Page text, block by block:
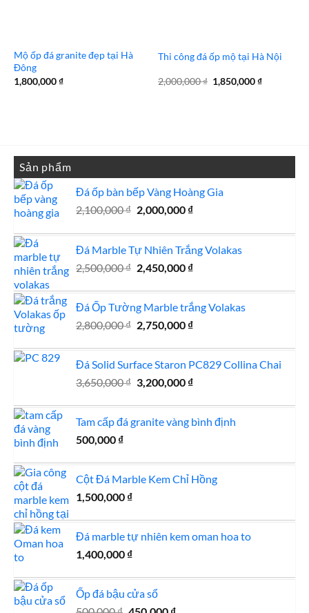
Mộ ốp đá granite đẹp tại Hà
Đông
1,800,000₫
Thi công đá ốp mộ tại Hà Nội
2,000,000₫ Giá
gốc
1,850,000₫Giá
Sản phẩm
Đá ốp bàn bếp Vàng Hoàng Gia
2,100,000₫ Giá
là:
2,100,000 ₫.
2,000,000 ₫Giá
tại
là:
2,000,000 ₫.
Đá Marble Tự Nhiên Trắng Volakas
2,500,000₫ Giá
là:
2,500,000 ₫.
2,450,000 ₫Giá
tại
là:
2,450,000 ₫.
Đá Ốp Tường Marble trắng Volakas
2,800,000₫ Giá
là:
2,800,000 ₫.
2,750,000 ₫Giá
tại
là:
2,750,000 ₫.
Đá Solid Surface Staron PC829 Collina Chai
3,650,000₫ Giá
là:
3,650,000 ₫.
3,200,000 ₫Giá
tại
là:
Tam cấp đá granite vàng bình định
500,000 ₫
Cột Đá Marble Kem Chỉ Hồng
1,500,000 ₫
Đá marble tự nhiên kem oman hoa to
1,400,000 ₫
Ốp đá bậu cửa sổ